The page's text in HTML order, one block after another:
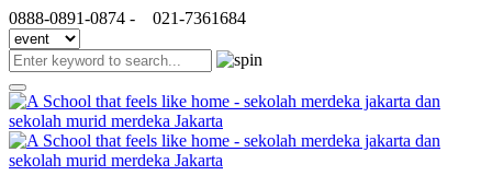
0888-0891-0874 - 021-7361684